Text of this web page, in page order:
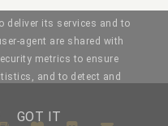
deliver its services and to
agent are shared with
metrics to ensure
and to detect and
GOT IT